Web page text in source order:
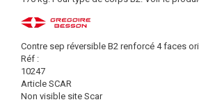
Contre sep réversible B2 renforcé 4 faces
Réf :
10247
Article SCAR
Non visible site Scar